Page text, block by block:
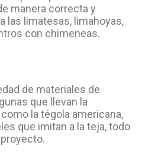
manera correcta y
las limatesas, limahoyas,
con chimeneas.
de materiales de
que llevan la
la tégola americana,
que imitan a la teja, todo